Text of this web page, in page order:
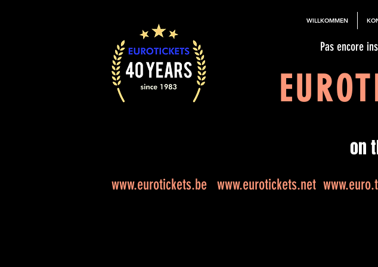
WILLKOMMEN
Pas encore
on
www.eurotickets.be www.eurotickets.net